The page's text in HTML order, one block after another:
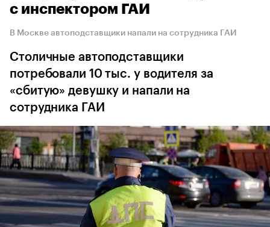
с инспектором ГАИ
В Москве автоподставщики напали на сотрудника ГАИ
Столичные автоподставщики
потребовали 10 тыс. у водителя за
«сбитую» девушку и напали на
сотрудника ГАИ